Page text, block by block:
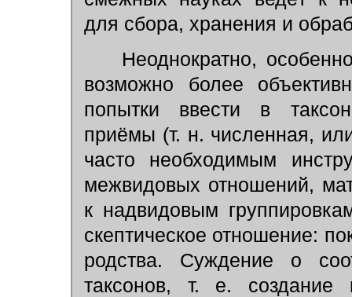
для сбора, хранения и
Неоднократно,
возможно более
попытки ввести в
приёмы (т. н. численная,
часто необходимым
межвидовых отношений,
к надвидовым
скептическое отношение:
родства. Суждение о
таксонов, т. е. создание